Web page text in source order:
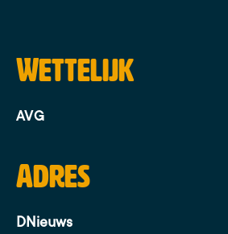
Wettelijk
AVG
Adres
DNieuws